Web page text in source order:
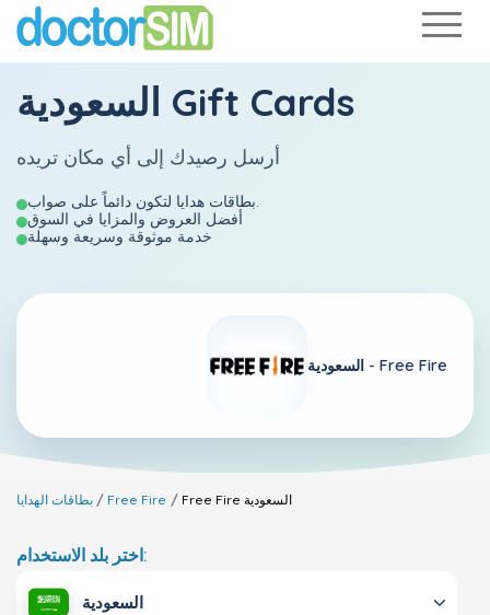
السعودية Gift Cards
أرسل رصيدك إلى أي مكان تريده
أفضل العروض والمزايا في السوق
خدمة موثوقة وسريعة وسهلة
السعودية - Free Fire
بطاقات الهدايا Free Fire Free Fire السعودية
اختر بلد الاستخدام:
السعودية